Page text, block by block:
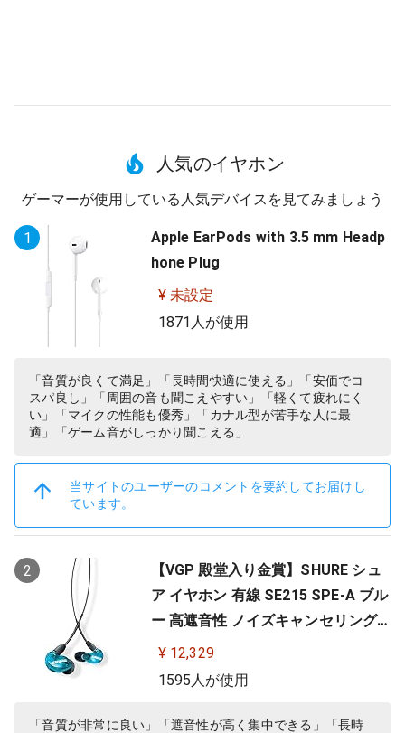
人気のイヤホン
ゲーマーが使用している人気デバイスを見てみましょう
1
Apple EarPods with 3.5 mm Headp
hone Plug
¥ 未設定
1871人が使用
「音質が良くて満足」「長時間快適に使える」「安価でコ
スパ良し」「周囲の音も聞こえやすい」「軽くて疲れにく
い」「マイクの性能も優秀」「カナル型が苦手な人に最
適」「ゲーム音がしっかり聞こえる」
当サイトのユーザーのコメントを要約してお届けし
ています。
2
【VGP 殿堂入り金賞】SHURE シュ
ア イヤホン 有線 SE215 SPE-A ブル
ー 高遮音性 ノイズキャンセリング
ゲーム ゲーミング スペシャルエデ
ィション カナル型 ワイヤレス変換
様 低音強化 配信 音楽 オーディオリ
¥ 12,329
1595人が使用
「音質が非常に良い」「遮音性が高く集中できる」「長時